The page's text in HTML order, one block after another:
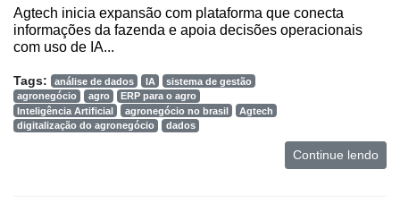
Agtech inicia expansão com plataforma que conecta
informações da fazenda e apoia decisões operacionais
com uso de IA...
Tags: análise de dados IA
sistema de gestão
agronegócio
agro
ERP para o agro
Inteligência Artificial
agronegócio no brasil
Agtech
digitalização do agronegócio
dados
Continue lendo